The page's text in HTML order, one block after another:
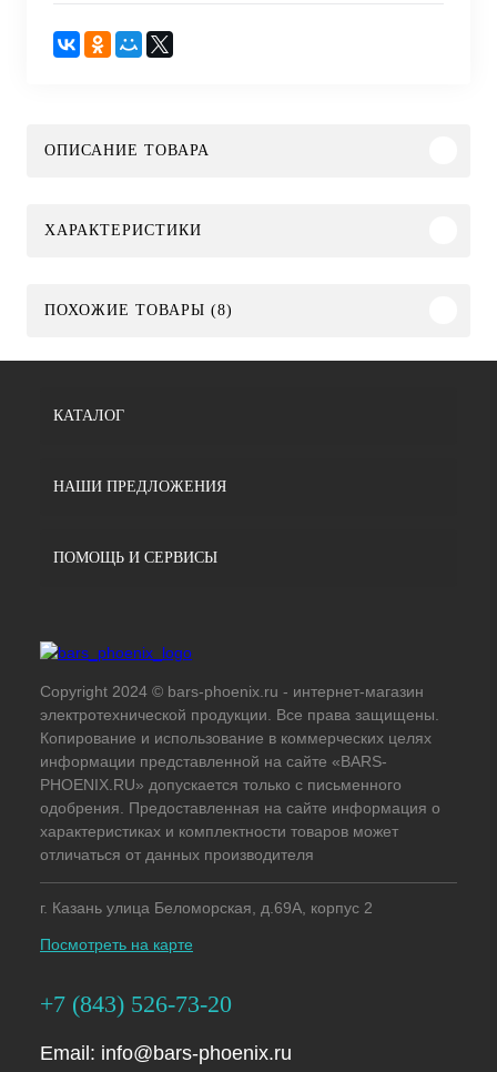
ОПИСАНИЕ ТОВАРА
ХАРАКТЕРИСТИКИ
ПОХОЖИЕ ТОВАРЫ (8)
КАТАЛОГ
НАШИ ПРЕДЛОЖЕНИЯ
ПОМОЩЬ И СЕРВИСЫ
Copyright 2024 © bars-phoenix.ru - интернет-магазин
электротехнической продукции. Все права защищены.
Копирование и использование в коммерческих целях
информации представленной на сайте «BARS-
PHOENIX.RU» допускается только с письменного
одобрения. Предоставленная на сайте информация о
характеристиках и комплектности товаров может
отличаться от данных производителя
г. Казань улица Беломорская, д.69А, корпус 2
Посмотреть на карте
+7 (843) 526-73-20
Email: info@bars-phoenix.ru